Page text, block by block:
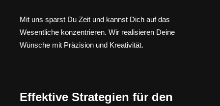
Mit uns sparst Du Zeit und kannst Dich auf das
Wesentliche konzentrieren. Wir realisieren Deine
Wünsche mit Präzision und Kreativität.
Effektive Strategien für den